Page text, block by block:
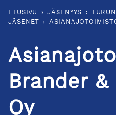
ETUSIVU › JÄSENYYS ›
JÄSENET
›
Brander &
Oy